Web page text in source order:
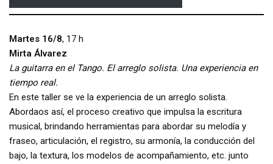
Martes 16/8, 17 h
Mirta Álvarez
La guitarra en el Tango. El arreglo solista. Una experiencia en
tiempo real.
En este taller se ve la experiencia de un arreglo solista.
Abordaos así, el proceso creativo que impulsa la escritura
musical, brindando herramientas para abordar su melodía y
fraseo, articulación, el registro, su armonía, la conducción del
bajo, la textura, los modelos de acompañamiento, etc. junto